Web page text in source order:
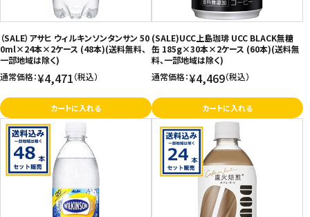
（SALE）アサヒ ウィルキンソンタンサン 50
0ml×24本×2ケース (48本)(送料無料、
一部地域は除く)
通常価格：¥4,471（税込）
カートに入れる
(SALE)UCC上島珈琲 UCC BLACK無糖
缶 185g×30本×2ケース (60本)(送料無
料、一部地域は除く)
通常価格：¥4,469（税込）
カートに入れる